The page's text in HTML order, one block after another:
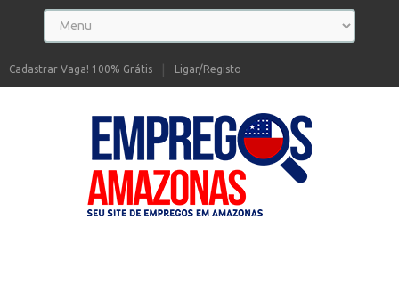
Ligar/Registo
Cadastrar Vaga! 100% Grátis